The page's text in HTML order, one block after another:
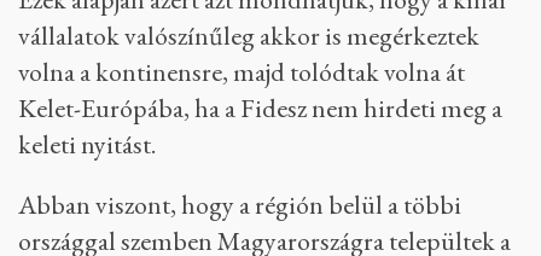
vállalatok valószínűleg akkor is megérkeztek
volna a kontinensre, majd tolódtak volna át
Kelet-Európába, ha a Fidesz nem hirdeti meg a
keleti nyitást.
Abban viszont, hogy a régión belül a többi
országgal szemben Magyarországra települtek a